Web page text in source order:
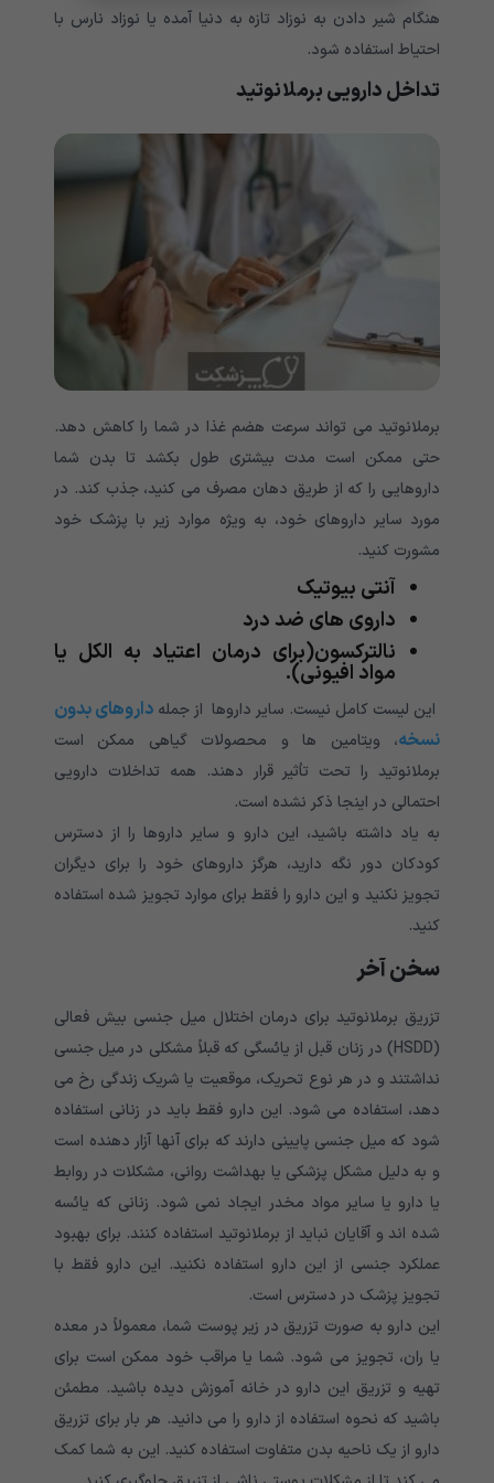
هنگام شیر دادن به نوزاد تازه به دنیا آمده یا نوزاد نارس با
احتیاط استفاده شود.
تداخل دارویی برملانوتید
برملانوتید می تواند سرعت هضم غذا در شما را کاهش دهد.
حتی ممکن است مدت بیشتری طول بکشد تا بدن شما
داروهایی را که از طریق دهان مصرف می کنید، جذب کند. در
مورد سایر داروهای خود، به ویژه موارد زیر با پزشک خود
مشورت کنید.
آنتی بیوتیک
داروی های ضد درد
نالترکسون(برای درمان اعتیاد به الکل یا
مواد افیونی).
این لیست کامل نیست. سایر داروها از جمله داروهای بدون
نسخه، ویتامین ها
و محصولات گیاهی ممکن است
برملانوتید را تحت تأثیر قرار دهند. همه تداخلات دارویی
احتمالی در اینجا ذکر نشده است.
به یاد داشته باشید، این دارو و سایر داروها را از دسترس
کودکان دور نگه دارید، هرگز داروهای خود را برای دیگران
تجویز نکنید و این دارو را فقط برای موارد تجویز شده استفاده
کنید.
سخن آخر
تزریق برملانوتید برای درمان اختلال میل جنسی بیش فعالی
(HSDD)
در زنان قبل از یائسگی که قبلاً مشکلی در میل جنسی
نداشتند و در هر نوع تحریک، موقعیت یا شریک زندگی رخ می
دهد، استفاده می شود. این دارو فقط باید در زنانی استفاده
شود که میل جنسی پایینی دارند که برای آنها آزار دهنده است
و به دلیل مشکل پزشکی یا بهداشت روانی، مشکلات در روابط
یا دارو یا سایر مواد مخدر ایجاد نمی شود. زنانی که یائسه
شده اند و آقایان نباید از برملانوتید استفاده کنند. برای بهبود
عملکرد جنسی از این دارو استفاده نکنید. این دارو فقط با
تجویز پزشک در دسترس است.
این دارو به صورت تزریق در زیر پوست شما، معمولاً در معده
یا ران، تجویز می شود. شما یا مراقب خود ممکن است برای
تهیه و تزریق این دارو در خانه آموزش دیده باشید. مطمئن
باشید که نحوه استفاده از دارو را می دانید. هر بار برای تزریق
دارو از یک ناحیه بدن متفاوت استفاده کنید. این به شما کمک